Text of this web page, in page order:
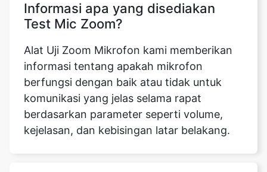
Informasi apa yang disediakan
Test Mic Zoom?
Alat Uji Zoom Mikrofon kami memberikan
informasi tentang apakah mikrofon
berfungsi dengan baik atau tidak untuk
komunikasi yang jelas selama rapat
berdasarkan parameter seperti volume,
kejelasan, dan kebisingan latar belakang.